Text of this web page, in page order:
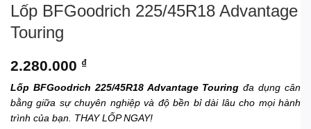
Lốp BFGoodrich 225/45R18 Advantage
Touring
2.280.000 ₫
Lốp BFGoodrich 225/45R18 Advantage Touring đa dụng cân
bằng giữa sự chuyên nghiệp và độ bền bỉ dài lâu cho mọi hành
trình của bạn. THAY LỐP NGAY!